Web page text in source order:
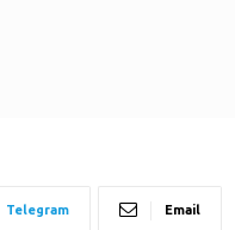
Telegram Email